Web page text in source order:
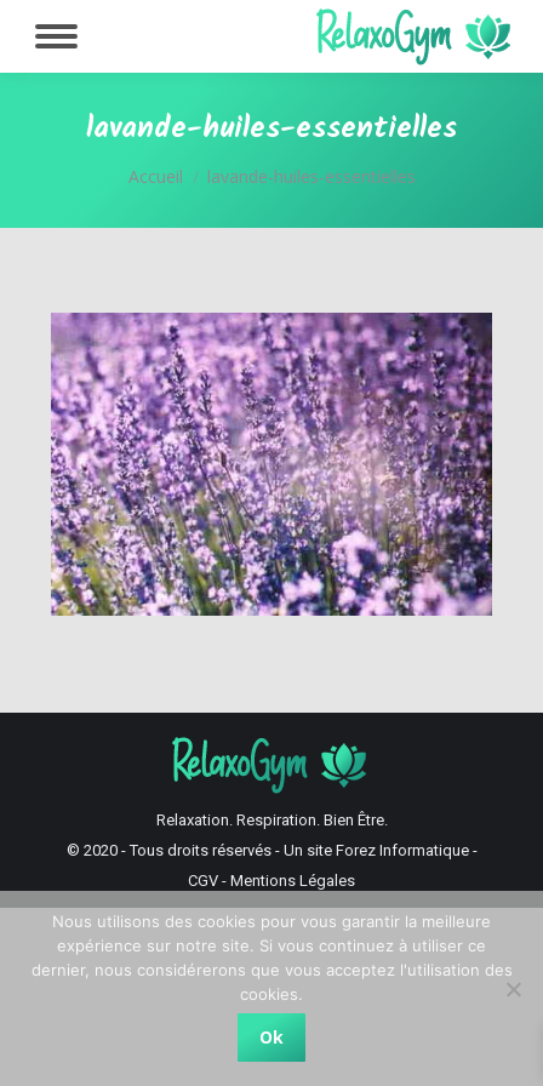
lavande-huiles-essentielles
Vous êtes ici :
Accueil lavande-huiles-essentielles
Relaxation. Respiration. Bien Être.
© 2020 - Tous droits réservés - Un site Forez Informatique-
CGV - Mentions Légales
Nous utilisons des cookies pour vous garantir la meilleure
expérience sur notre site. Si vous continuez à utiliser ce
dernier, nous considérerons que vous acceptez l'utilisation des
cookies.
Ok